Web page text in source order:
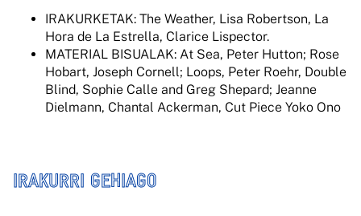
IRAKURKETAK: The Weather, Lisa Robertson, La
Hora de La Estrella, Clarice Lispector.
MATERIAL BISUALAK: At Sea, Peter Hutton; Rose
Hobart, Joseph Cornell; Loops, Peter Roehr, Double
Blind, Sophie Calle and Greg Shepard; Jeanne
Dielmann, Chantal Ackerman, Cut Piece Yoko Ono
IRAKURRI GEHIAGO